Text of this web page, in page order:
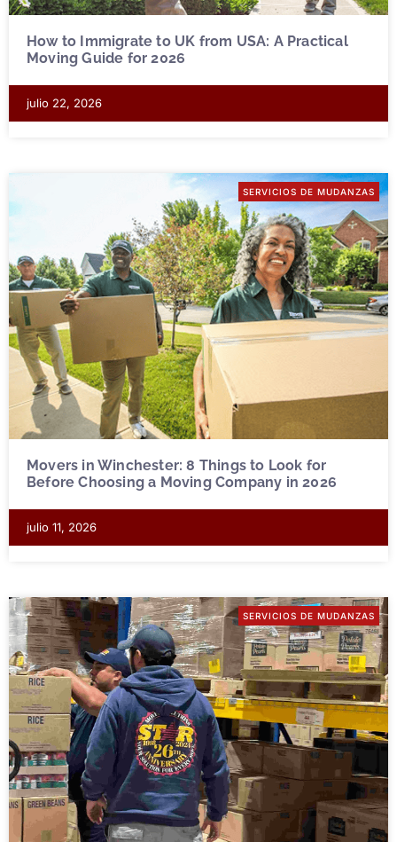
How to Immigrate to UK from USA: A Practical
Moving Guide for 2026
julio 22, 2026
SERVICIOS DE MUDANZAS
Movers in Winchester: 8 Things to Look for
Before Choosing a Moving Company in 2026
julio 11, 2026
SERVICIOS DE MUDANZAS